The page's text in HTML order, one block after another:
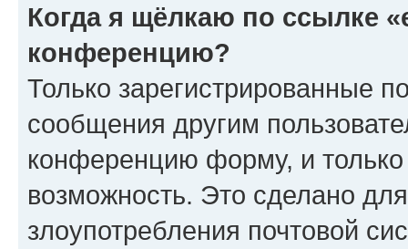
Когда я щёлкаю по ссылке
конференцию?
Только зарегистрированные
сообщения другим
конференцию форму, и
возможность. Это сделано
злоупотребления почтовой